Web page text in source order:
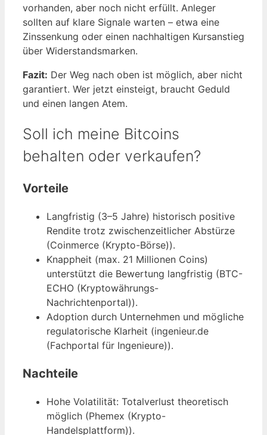
vorhanden, aber noch nicht erfüllt. Anleger
sollten auf klare Signale warten – etwa eine
Zinssenkung oder einen nachhaltigen Kursanstieg
über Widerstandsmarken.
Fazit: Der Weg nach oben ist möglich, aber nicht
garantiert. Wer jetzt einsteigt, braucht Geduld
und einen langen Atem.
Soll ich meine Bitcoins
behalten oder verkaufen?
Vorteile
Langfristig (3–5 Jahre) historisch positive
Rendite trotz zwischenzeitlicher Abstürze
(Coinmerce (Krypto-Börse)).
Knappheit (max. 21 Millionen Coins)
unterstützt die Bewertung langfristig (BTC-
ECHO (Kryptowährungs-
Nachrichtenportal)).
Adoption durch Unternehmen und mögliche
regulatorische Klarheit (ingenieur.de
(Fachportal für Ingenieure)).
Nachteile
Hohe Volatilität: Totalverlust theoretisch
möglich (Phemex (Krypto-
Handelsplattform)).